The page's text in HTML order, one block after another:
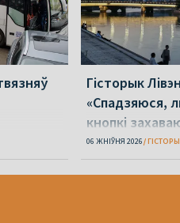
Гісторык
«Спадзяюся,
кнопкі
розум»
06 ЖНІЎНЯ 2026